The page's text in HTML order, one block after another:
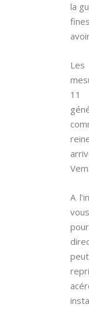
la
11
A